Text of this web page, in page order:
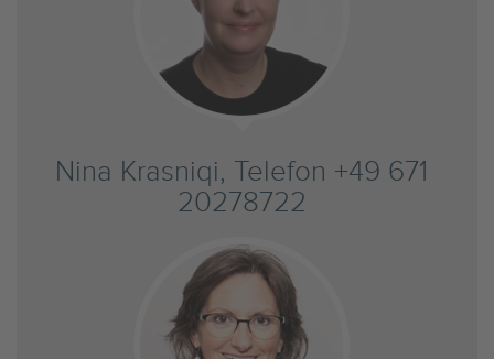
Nina Krasniqi, Telefon +49 671
20278722